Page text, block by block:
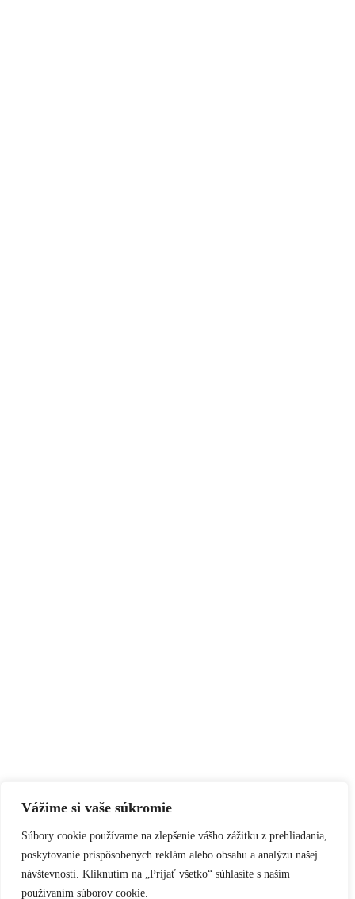
Vážime si vaše súkromie
Súbory cookie používame na zlepšenie vášho zážitku z prehliadania,
poskytovanie prispôsobených reklám alebo obsahu a analýzu našej
návštevnosti. Kliknutím na „Prijať všetko“ súhlasíte s naším
používaním súborov cookie.